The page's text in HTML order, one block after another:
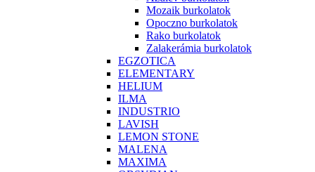
Mozaik burkolatok
Opoczno burkolatok
Rako burkolatok
Zalakerámia burkolatok
EGZOTICA
ELEMENTARY
HELIUM
ILMA
INDUSTRIO
LAVISH
LEMON STONE
MALENA
MAXIMA